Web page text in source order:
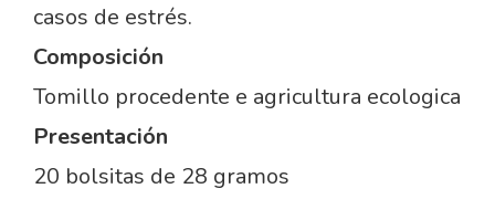
casos de estrés.
Composición
Tomillo procedente e agricultura ecologica
Presentación
20 bolsitas de 28 gramos